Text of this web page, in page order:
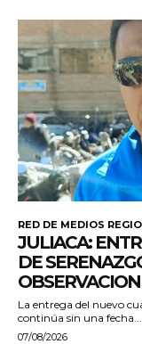
RED DE MEDIOS
JULIACA:
DE
La entrega del nuevo
continúa sin una fecha...
07/08/2026